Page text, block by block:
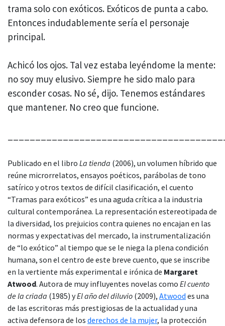
trama solo con exóticos. Exóticos de punta a cabo.
Entonces indudablemente sería el personaje
principal.
Achicó los ojos. Tal vez estaba leyéndome la mente:
no soy muy elusivo. Siempre he sido malo para
esconder cosas. No sé, dijo. Tenemos estándares
que mantener. No creo que funcione.
Publicado en el libro La tienda (2006), un volumen híbrido que
reúne microrrelatos, ensayos poéticos, parábolas de tono
satírico y otros textos de difícil clasificación, el cuento
“Tramas para exóticos” es una aguda crítica a la industria
cultural contemporánea. La representación estereotipada de
la diversidad, los prejuicios contra quienes no encajan en las
normas y expectativas del mercado, la instrumentalización
de “lo exótico” al tiempo que se le niega la plena condición
humana, son el centro de este breve cuento, que se inscribe
en la vertiente más experimental e irónica de Margaret
Atwood. Autora de muy influyentes novelas como El cuento
de la criada (1985) yEl año del diluvio (2009), Atwood es una
de las escritoras más prestigiosas de la actualidad y una
activa defensora de los derechos de la mujer, la protección